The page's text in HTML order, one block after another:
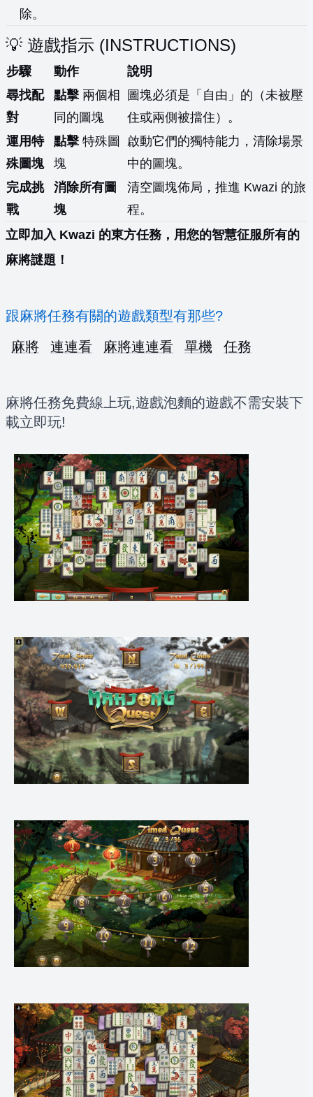
除。
💡 遊戲指示 (INSTRUCTIONS)
步驟 動作
說明
尋找配
對
點擊 兩個相
同的圖塊
圖塊必須是「自由」的（未被壓
住或兩側被擋住）。
運用特
殊圖塊
點擊 特殊圖
塊
啟動它們的獨特能力，清除場景
中的圖塊。
完成挑
戰
消除所有圖
塊
清空圖塊佈局，推進 Kwazi 的旅
程。
立即加入 Kwazi 的東方任務，用您的智慧征服所有的
麻將謎題！
跟麻將任務有關的遊戲類型有那些?
麻將
連連看 麻將連連看 單機 任務
麻將任務免費線上玩,遊戲泡麵的遊戲不需安裝下
載立即玩!